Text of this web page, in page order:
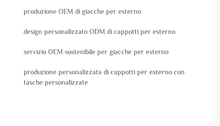
produzione OEM di giacche per esterno
design personalizzato ODM di cappotti per esterno
servizio OEM sostenibile per giacche per esterno
produzione personalizzata di cappotti per esterno con
tasche personalizzate